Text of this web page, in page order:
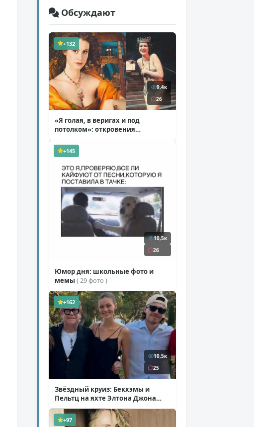
Обсуждают
+132
9,4к
26
«Я голая, в веригах и под
потолком»: откровения
( 11 фото )
+145
10,5к
26
Юмор дня: школьные фото и
мемы ( 29 фото )
+162
10,5к
25
Звёздный круиз: Бекхэмы и
Пельтц на яхте Элтона Джона
( 12 фото )
+97